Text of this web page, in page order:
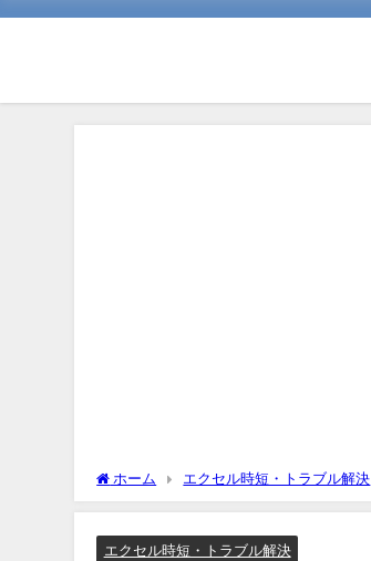
ホーム エクセル時短・トラブル解決
エクセル時短・トラブル解決